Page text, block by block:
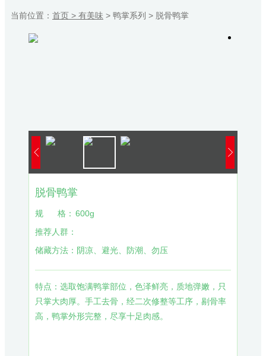
当前位置： 首页 > 有美味 > 鸭掌系列 > 脱骨鸭掌
脱骨鸭掌
规 格： 600g
推荐人群：
储藏方法： 阴凉、避光、防潮、勿压
特点：选取饱满鸭掌部位，色泽鲜亮，质地弹嫩，只
只掌大肉厚。手工去骨，经二次修整等工序，剔骨率
高，鸭掌外形完整，尽享十足肉感。